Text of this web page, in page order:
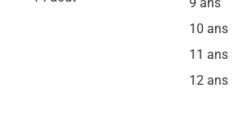
10 ans
11 ans
12 ans